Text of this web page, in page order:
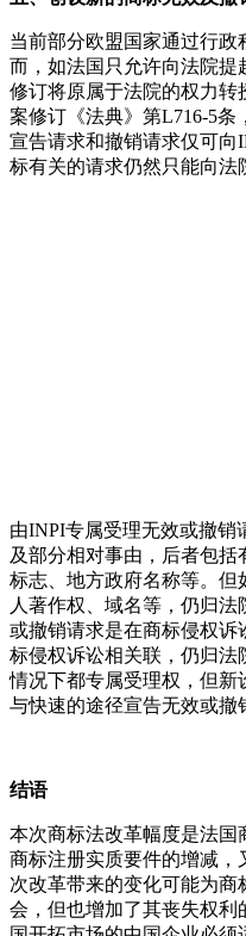
当前部分欧盟国家通过行
而，如法国只允许向法院
修订将原属于法院的权力转
案修订《法典》第L716-5条
宣告请求和撤销请求仅可向
标有关的请求仍然只能向法
由INPI专属受理无效或撤销
及部分相对事由，后者包
标志、地方政府名称等。
人著作权、域名等，仍归
或撤销请求是在商标侵权
标侵权诉讼相关联，仍归法
情况下都专属受理权，但新
与快速的途径宣告无效或撤
结语
本次商标法改革幅度是法国
商标注册实质要件的增减
次改革带来的变化可能为
会，但也增加了其丧失权